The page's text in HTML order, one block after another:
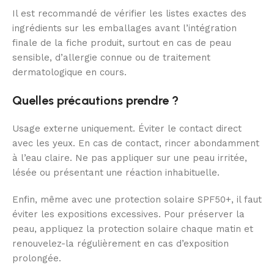
Il est recommandé de vérifier les listes exactes des
ingrédients sur les emballages avant l’intégration
finale de la fiche produit, surtout en cas de peau
sensible, d’allergie connue ou de traitement
dermatologique en cours.
Quelles précautions prendre ?
Usage externe uniquement. Éviter le contact direct
avec les yeux. En cas de contact, rincer abondamment
à l’eau claire. Ne pas appliquer sur une peau irritée,
lésée ou présentant une réaction inhabituelle.
Enfin, même avec une protection solaire SPF50+, il faut
éviter les expositions excessives. Pour préserver la
peau, appliquez la protection solaire chaque matin et
renouvelez-la régulièrement en cas d’exposition
prolongée.